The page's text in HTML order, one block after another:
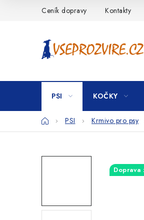
Ceník dopravy Kontakty
PSI KOČKY
DomůPSI Krmivo pro psy
Doprava